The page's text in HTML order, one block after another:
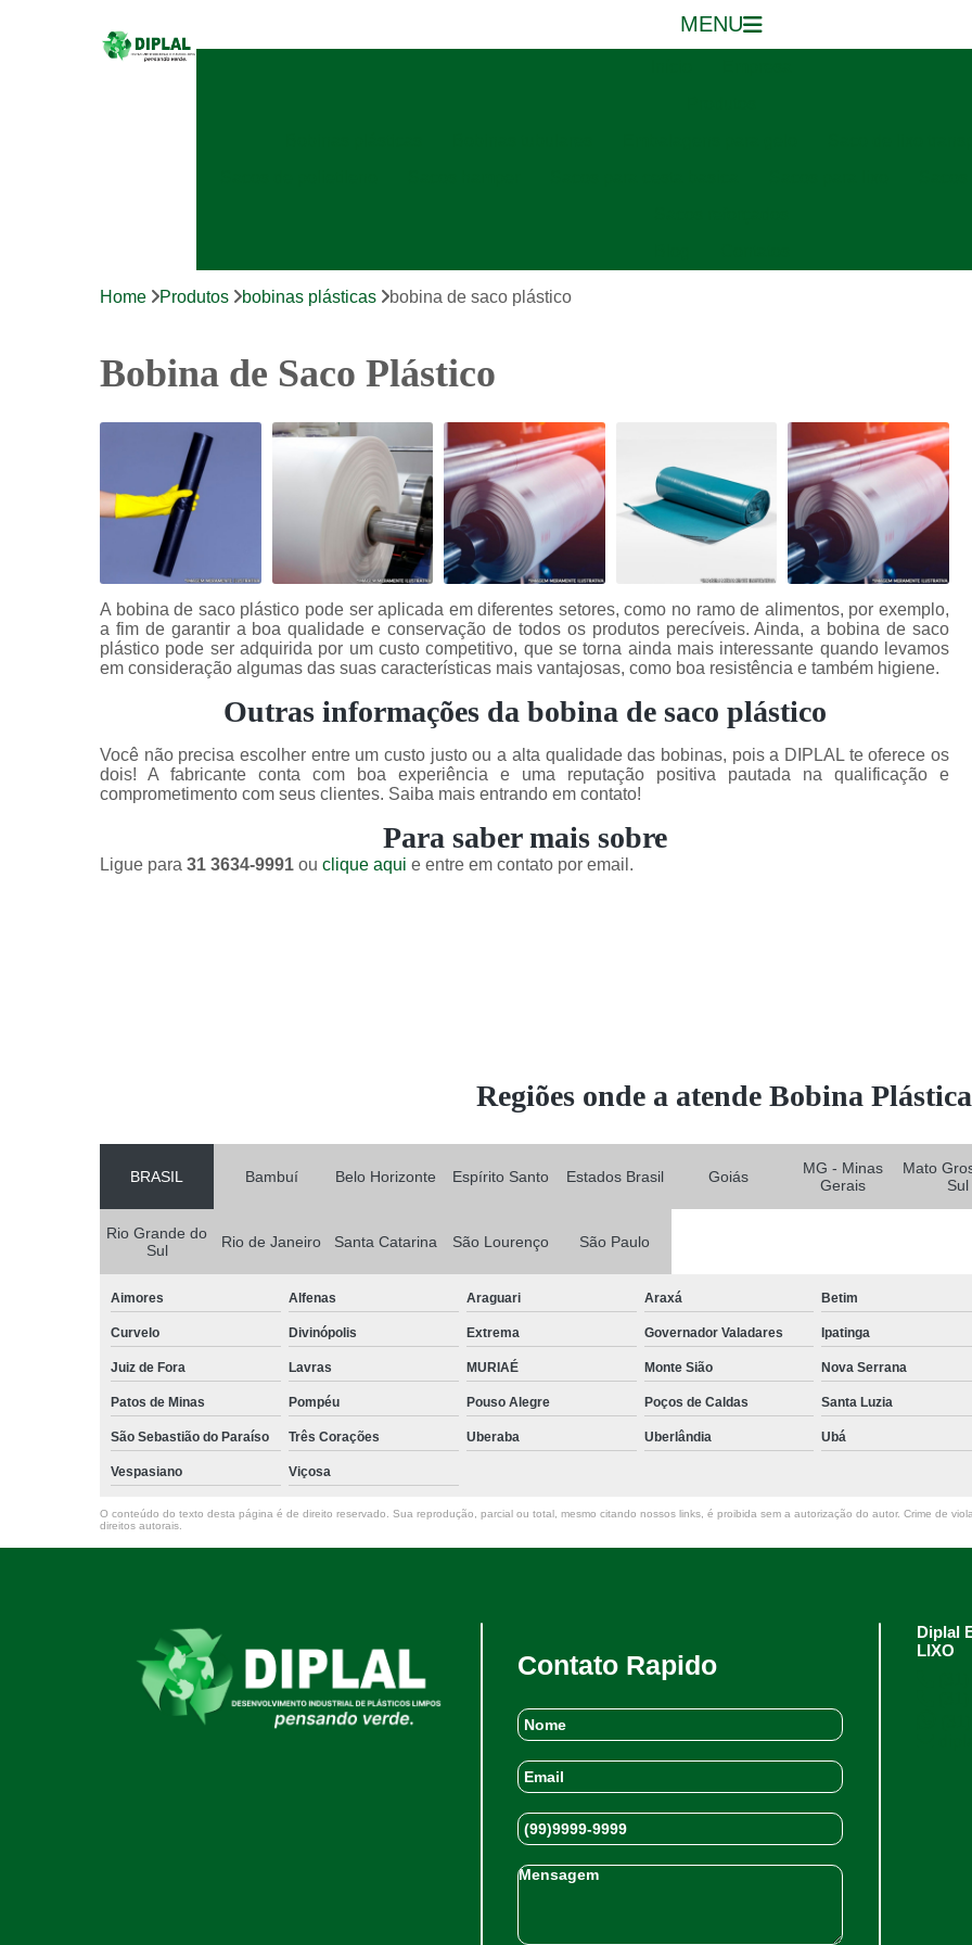
MENU
Home Produtos bobinas plásticas bobina de saco plástico
Bobina de Saco Plástico
A bobina de saco plástico pode ser aplicada em diferentes setores, como no ramo de alimentos, por exemplo,
a fim de garantir a boa qualidade e conservação de todos os produtos perecíveis. Ainda, a bobina de saco
plástico pode ser adquirida por um custo competitivo, que se torna ainda mais interessante quando levamos
em consideração algumas das suas características mais vantajosas, como boa resistência e também higiene.
Outras informações da bobina de saco plástico
Você não precisa escolher entre um custo justo ou a alta qualidade das bobinas, pois a DIPLAL te oferece os
dois! A fabricante conta com boa experiência e uma reputação positiva pautada na qualificação e
comprometimento com seus clientes. Saiba mais entrando em contato!
Para saber mais sobre
Ligue para 31 3634-9991 ou clique aqui e entre em contato por email.
Regiões onde a atende Bobina
BRASIL Bambuí Belo Horizonte Espírito Santo Estados Brasil Goiás
MG - Minas
Gerais
Mato
Sul
Rio Grande do
Sul
Rio de Janeiro Santa Catarina São Lourenço São Paulo
Aimores Alfenas Araguari Araxá Betim
Curvelo Divinópolis Extrema Governador Valadares Ipatinga
Juiz de Fora Lavras MURIAÉ Monte Sião Nova Serrana
Patos de Minas Pompéu Pouso Alegre Poços de Caldas Santa Luzia
São Sebastião do Paraíso Três Corações Uberaba Uberlândia Ubá
Vespasiano Viçosa
O conteúdo do texto desta página é de direito reservado. Sua reprodução, parcial ou total, mesmo citando nossos links, é proibida sem a autorização do autor. Crime de
direitos autorais.
Contato Rapido
Diplal
LIXO